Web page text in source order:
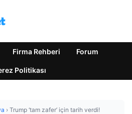
Firma Rehberi Forum
Politikası
› Trump ‘tam zafer’ için tarih verdi!